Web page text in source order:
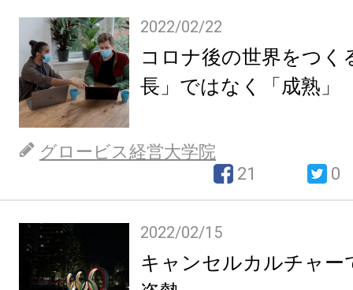
2022/02/22
コロナ後の世界をつ
長」ではなく「成熟」
グロービス経営大学院
21
0
2022/02/15
キャンセルカルチャー